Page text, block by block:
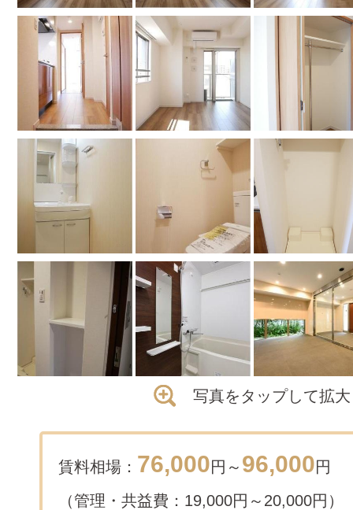
写真をタップして拡大
賃料相場： 76,000円～ 96,000円
（管理・共益費：19,000円～20,000円）